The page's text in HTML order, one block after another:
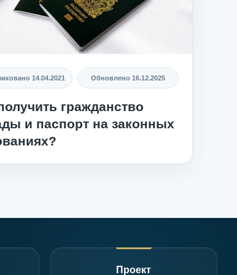
14.04.2021 Обновлено 16.12.2025
гражданство
и паспорт на законных
Проект